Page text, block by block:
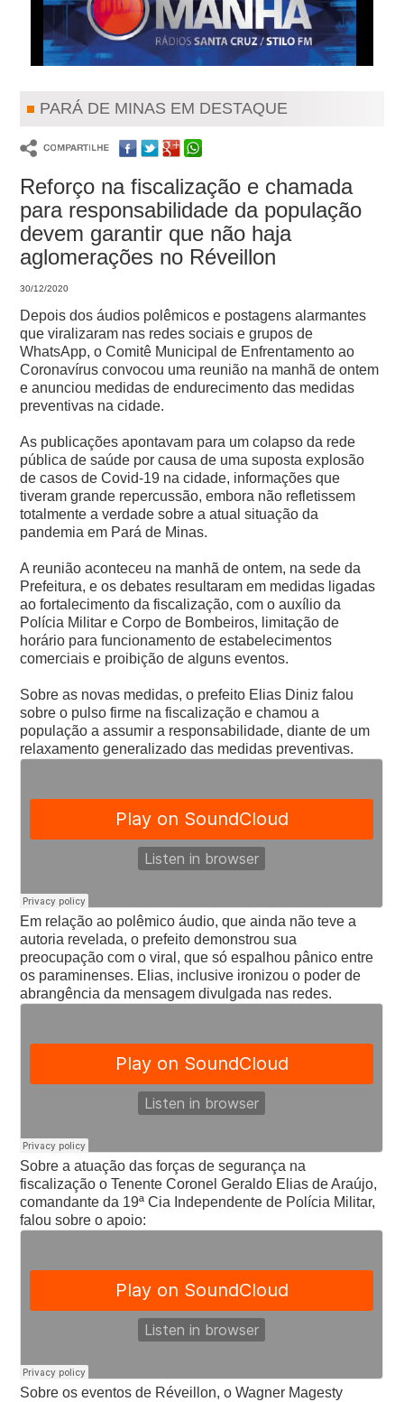
PARÁ DE MINAS EM DESTAQUE
Reforço na fiscalização e chamada
para responsabilidade da população
devem garantir que não haja
aglomerações no Réveillon
30/12/2020
Depois dos áudios polêmicos e postagens alarmantes
que viralizaram nas redes sociais e grupos de
WhatsApp, o Comitê Municipal de Enfrentamento ao
Coronavírus convocou uma reunião na manhã de ontem
e anunciou medidas de endurecimento das medidas
preventivas na cidade.
As publicações apontavam para um colapso da rede
pública de saúde por causa de uma suposta explosão
de casos de Covid-19 na cidade, informações que
tiveram grande repercussão, embora não refletissem
totalmente a verdade sobre a atual situação da
pandemia em Pará de Minas.
A reunião aconteceu na manhã de ontem, na sede da
Prefeitura, e os debates resultaram em medidas ligadas
ao fortalecimento da fiscalização, com o auxílio da
Polícia Militar e Corpo de Bombeiros, limitação de
horário para funcionamento de estabelecimentos
comerciais e proibição de alguns eventos.
Sobre as novas medidas, o prefeito Elias Diniz falou
sobre o pulso firme na fiscalização e chamou a
população a assumir a responsabilidade, diante de um
relaxamento generalizado das medidas preventivas.
Em relação ao polêmico áudio, que ainda não teve a
autoria revelada, o prefeito demonstrou sua
preocupação com o viral, que só espalhou pânico entre
os paraminenses. Elias, inclusive ironizou o poder de
abrangência da mensagem divulgada nas redes.
Sobre a atuação das forças de segurança na
fiscalização o Tenente Coronel Geraldo Elias de Araújo,
comandante da 19ª Cia Independente de Polícia Militar,
falou sobre o apoio:
Sobre os eventos de Réveillon, o Wagner Magesty